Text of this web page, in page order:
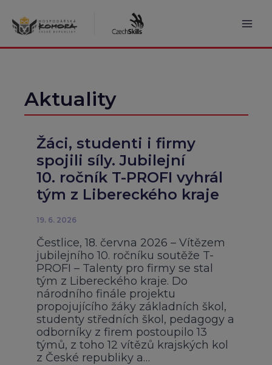
obsah
Aktuality
Žáci, studenti i firmy
spojili síly. Jubilejní
10. ročník T-PROFI vyhrál
tým z Libereckého kraje
19. 6. 2026
Čestlice, 18. června 2026 – Vítězem
jubilejního 10. ročníku soutěže T-
PROFI – Talenty pro firmy se stal
tým z Libereckého kraje. Do
národního finále projektu
propojujícího žáky základních škol,
studenty středních škol, pedagogy a
odborníky z firem postoupilo 13
týmů, z toho 12 vítězů krajských kol
z České republiky a…